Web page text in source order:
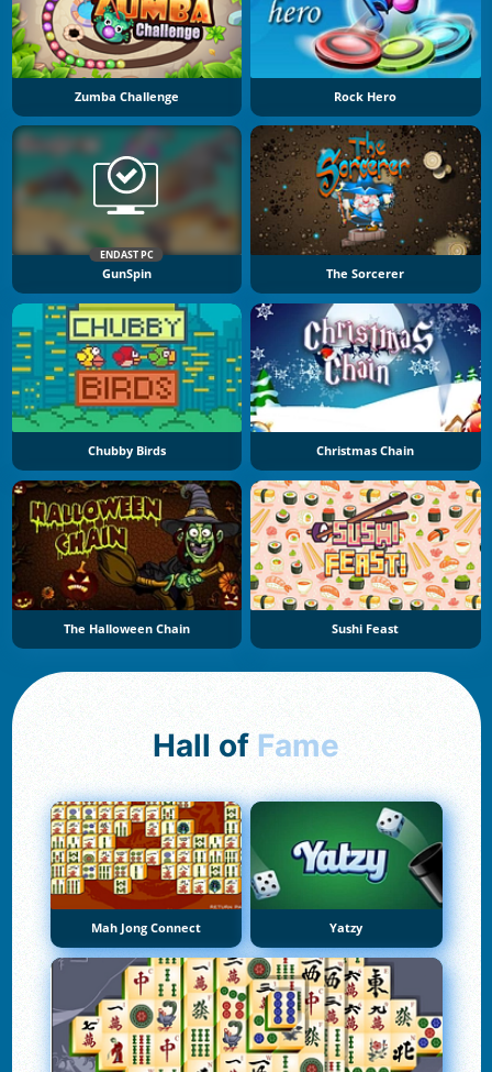
Zumba Challenge Rock Hero
ENDAST PC
GunSpin The Sorcerer
Chubby Birds Christmas Chain
The Halloween Chain Sushi Feast
Hall of Fame
Mah Jong Connect Yatzy